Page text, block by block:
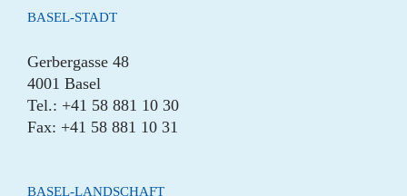
BASEL-STADT
Gerbergasse 48
4001 Basel
Tel.: +41 58 881 10 30
Fax: +41 58 881 10 31
BASEL-LANDSCHAFT